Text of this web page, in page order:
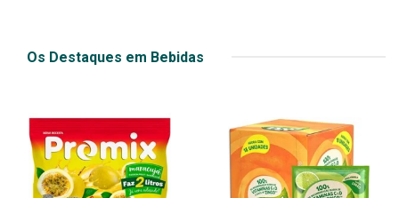
Os Destaques em Bebidas